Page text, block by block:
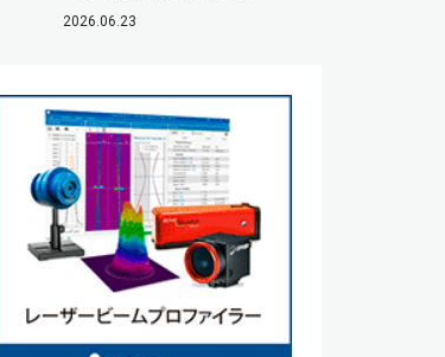
2026.06.23